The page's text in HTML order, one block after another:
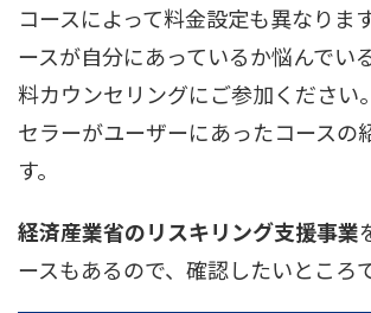
コースによって料金設定も異なりま
ースが自分にあっているか悩んでい
料カウンセリングにご参加ください
セラーがユーザーにあったコースの
す。
経済産業省のリスキリング支援事業
ースもあるので、確認したいところ